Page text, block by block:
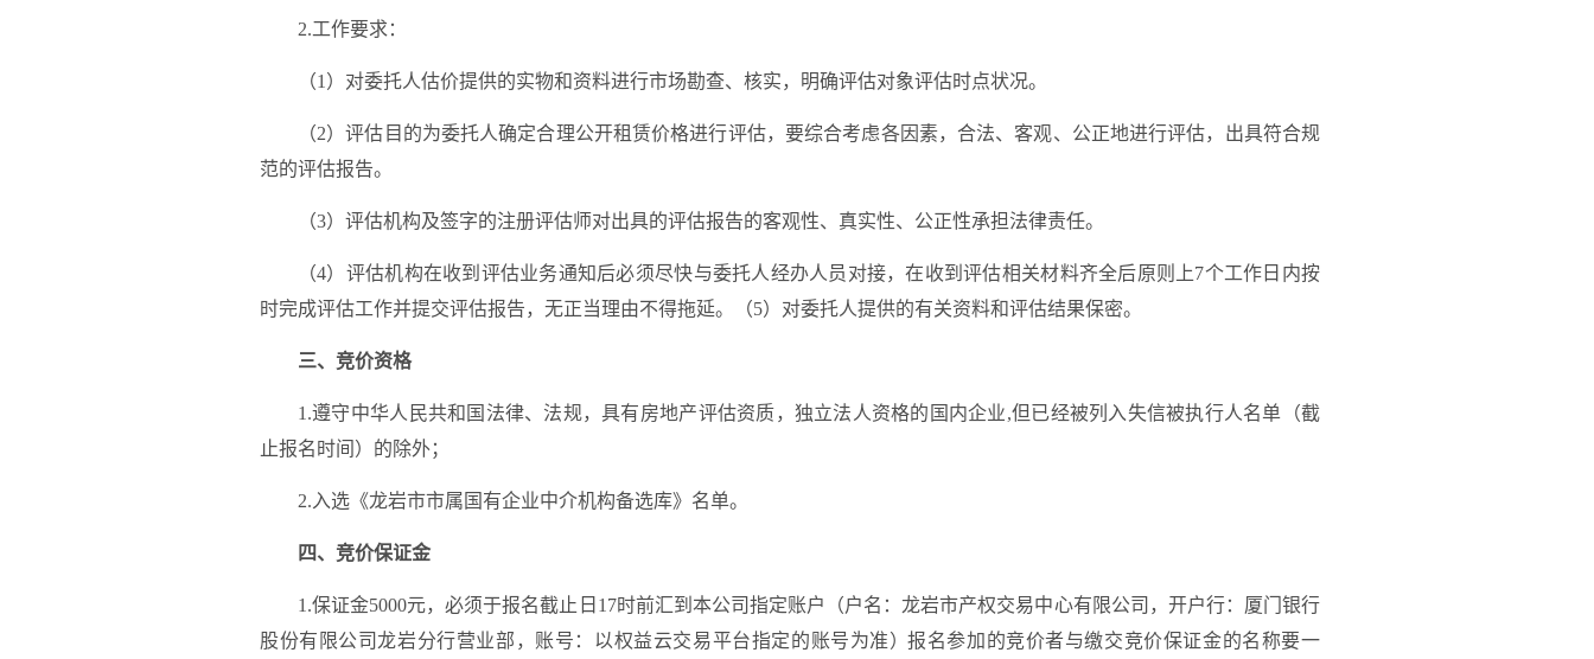
2.工作要求：
（1 ）对委托人估价提供的实物和资料进行市场勘查、核实，明确评估对象评估时点状况。
（2）评估目的为委托人确定合理公开租赁价格进行评估， 要综合考虑各因素，合法、客观、公正地进行评估，出具符合规
范的评估报告。
（3）评估机构及签字的注册评估师对出具的评估报告的客观性、真实性、公正性承担法律责任。
（4） 评估机构在收到评估业务通知后必须尽快与委托人经办人员对接，在收到评估相关材料齐全后原则上7个工作日内按
时完成评估工作并提交评估报告，无正当理由不得拖延。
（5）对委托人提供的有关资料和评估结果保密。
三、竞价资格
1 .遵守中华人民共和国法律、法规，具有房地产评估资质，独立法人资格的国内企业,但已经被列入失信被执行人名单（截
止报名时间）的除外；
2.入选《龙岩市市属国有企业中介机构备选库》名单。
四、竞价保证金
1 .保证金5000元，必须于报名截止日 17时前汇到本公司指定账户（户名：龙岩市产权交易中心有限公司，开户行：厦门银行
股份有限公司龙岩分行营业部，账号：以权益云交易平台指定的账号为准）报名参加的竞价者与缴交竞价保证金的名称要一